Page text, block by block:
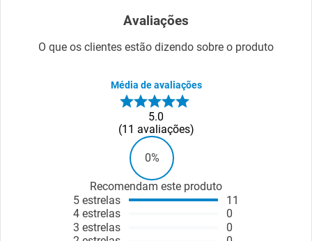
Avaliações
O que os clientes estão dizendo sobre o produto
Média de avaliações
5.0
11 avaliações
0%
Recomendam este produto
5 estrelas
4 estrelas
3 estrelas
11
0
0